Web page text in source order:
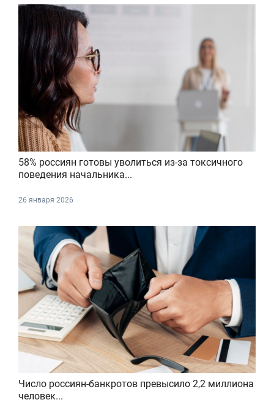
58% россиян готовы уволиться из-за токсичного
поведения начальника...
26 января 2026
Число россиян-банкротов превысило 2,2 миллиона
человек...